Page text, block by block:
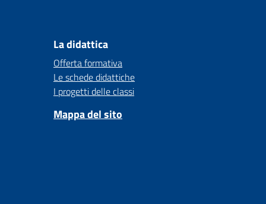
La didattica
Offerta formativa
Le schede didattiche
I progetti delle classi
Mappa del sito